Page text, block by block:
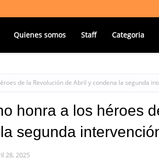
Quienes somos Staff Categoria
de la Revolución de Abril y condena la segunda
honra a los héroes
segunda
28, 2025